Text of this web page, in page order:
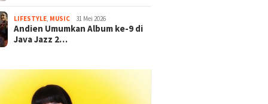
LIFESTYLE, MUSIC 31 Mei 2026
Andien Umumkan Album ke-9 di
Java Jazz 2…